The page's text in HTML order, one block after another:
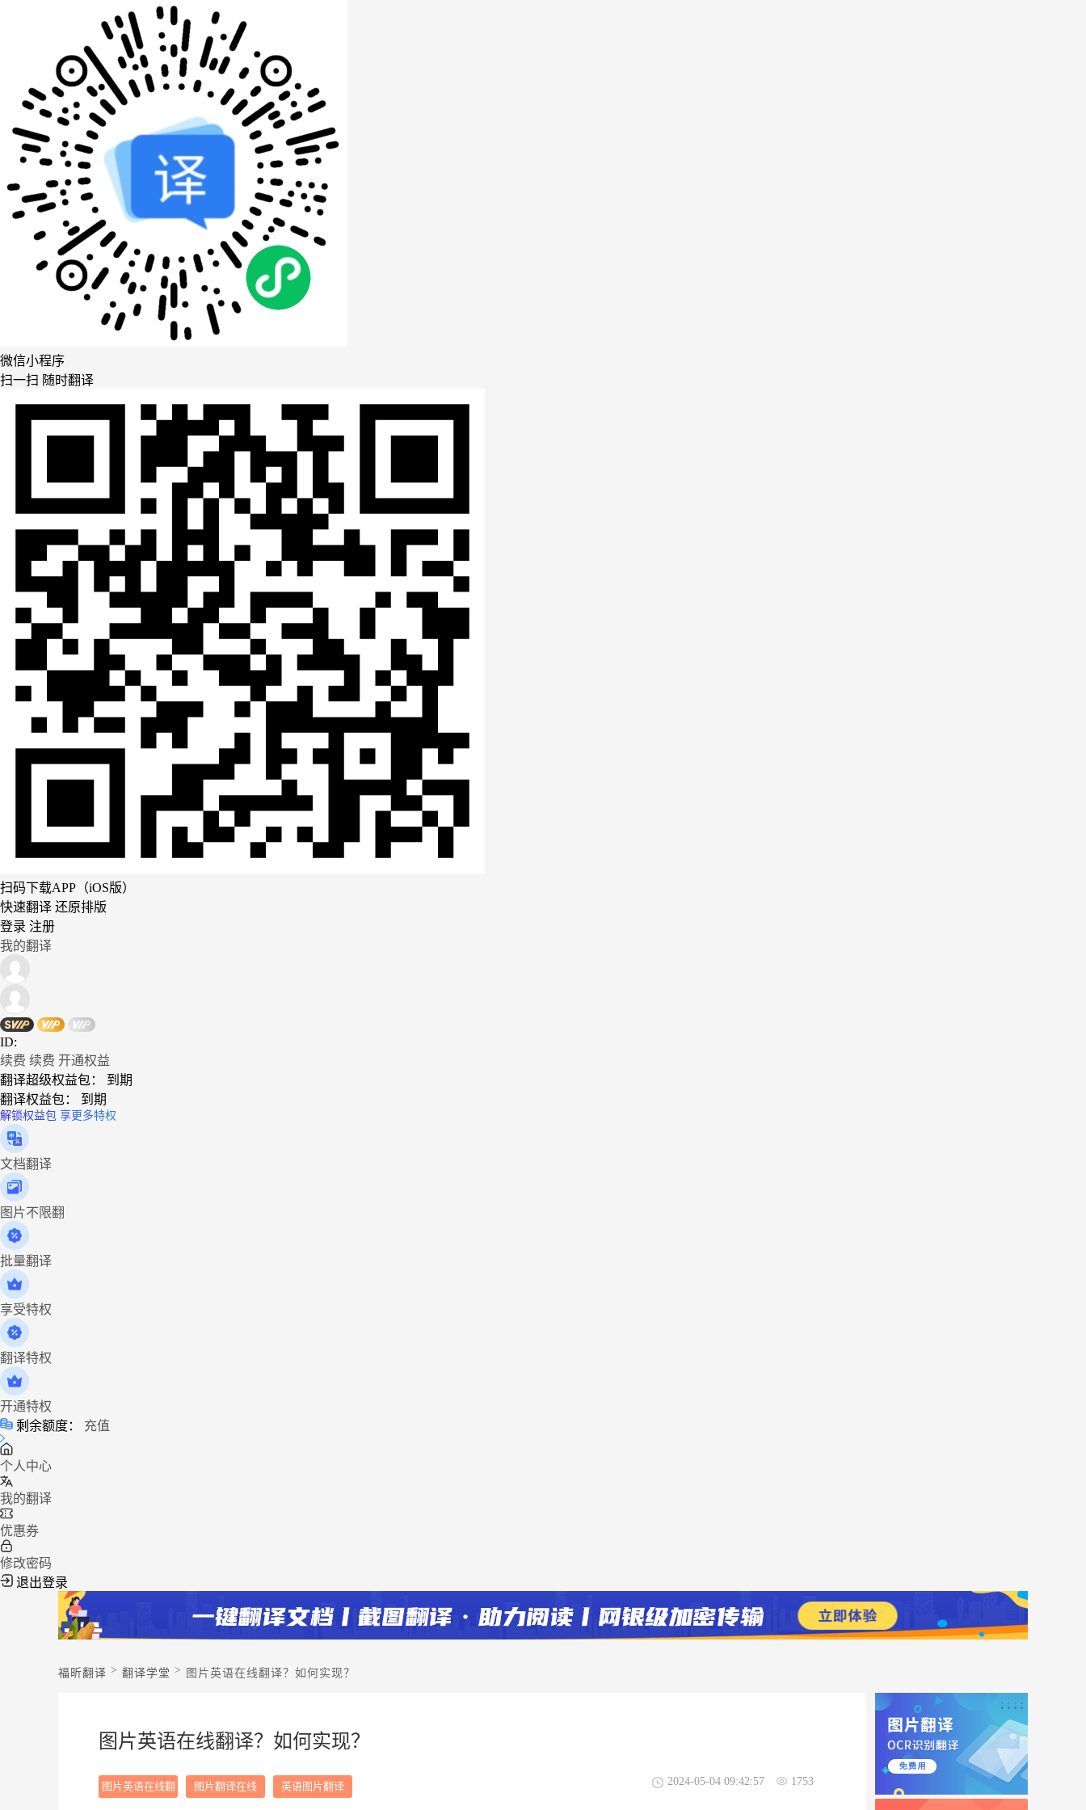
微信小程序
扫一扫 随时翻译
扫码下载APP（iOS版）
快速翻译 还原排版
登录 注册
我的翻译
ID:
续费 续费 开通权益
翻译超级权益包：
到期
翻译权益包：
到期
解锁权益包 享更多特权
文档翻译
图片不限翻
批量翻译
享受特权
翻译特权
开通特权
剩余额度：
充值
个人中心
我的翻译
优惠券
修改密码
退出登录
福昕翻译 > 翻译学堂 > 图片英语在线翻译？如何实现？
图片英语在线翻译？如何实现？
图片英语在线翻
图片翻译在线 英语图片翻译 1753
2024-05-04 09:42:57